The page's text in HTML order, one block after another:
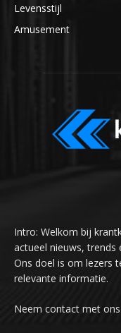
Levensstijl
Amusement
Intro: Welkom bij
actueel nieuws, trends
Ons doel is om lezers
relevante informatie.
Neem contact met